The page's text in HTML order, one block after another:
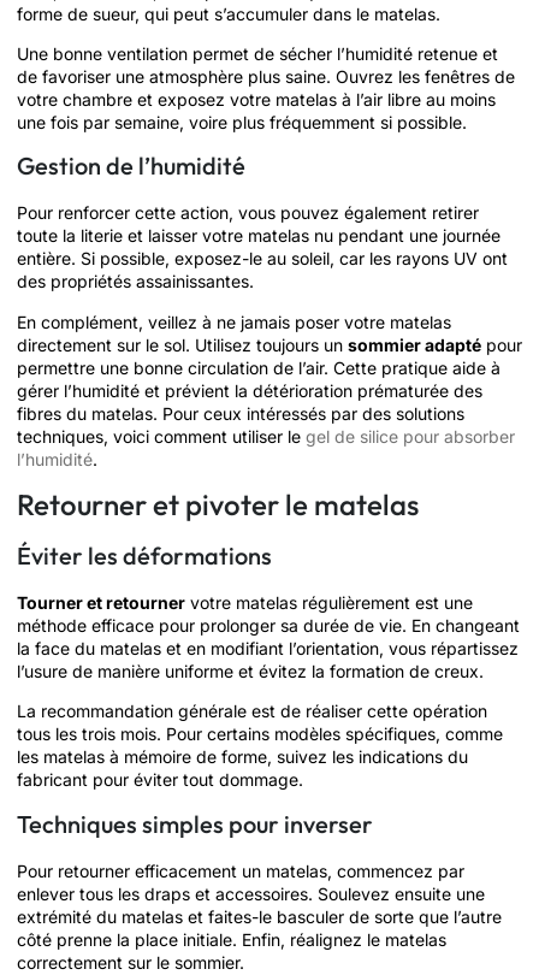
forme de sueur, qui peut s’accumuler dans le matelas.
Une bonne ventilation permet de sécher l’humidité retenue et
de favoriser une atmosphère plus saine. Ouvrez les fenêtres de
votre chambre et exposez votre matelas à l’air libre au moins
une fois par semaine, voire plus fréquemment si possible.
Gestion de l’humidité
Pour renforcer cette action, vous pouvez également retirer
toute la literie et laisser votre matelas nu pendant une journée
entière. Si possible, exposez-le au soleil, car les rayons UV ont
des propriétés assainissantes.
En complément, veillez à ne jamais poser votre matelas
directement sur le sol. Utilisez toujours un sommier adapté pour
permettre une bonne circulation de l’air. Cette pratique aide à
gérer l’humidité et prévient la détérioration prématurée des
fibres du matelas. Pour ceux intéressés par des solutions
techniques, voici comment utiliser le gel de silice pour absorber
l’humidité.
Retourner et pivoter le matelas
Éviter les déformations
Tourner et retourner votre matelas régulièrement est une
méthode efficace pour prolonger sa durée de vie. En changeant
la face du matelas et en modifiant l’orientation, vous répartissez
l’usure de manière uniforme et évitez la formation de creux.
La recommandation générale est de réaliser cette opération
tous les trois mois. Pour certains modèles spécifiques, comme
les matelas à mémoire de forme, suivez les indications du
fabricant pour éviter tout dommage.
Techniques simples pour inverser
Pour retourner efficacement un matelas, commencez par
enlever tous les draps et accessoires. Soulevez ensuite une
extrémité du matelas et faites-le basculer de sorte que l’autre
côté prenne la place initiale. Enfin, réalignez le matelas
correctement sur le sommier.